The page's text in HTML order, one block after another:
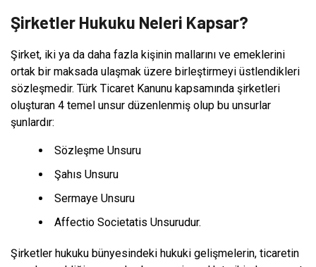
Şirketler Hukuku Neleri Kapsar?
Şirket, iki ya da daha fazla kişinin mallarını ve emeklerini
ortak bir maksada ulaşmak üzere birleştirmeyi üstlendikleri
sözleşmedir. Türk Ticaret Kanunu kapsamında şirketleri
oluşturan 4 temel unsur düzenlenmiş olup bu unsurlar
şunlardır:
Sözleşme Unsuru
Şahıs Unsuru
Sermaye Unsuru
Affectio Societatis Unsurudur.
Şirketler hukuku bünyesindeki hukuki gelişmelerin, ticaretin